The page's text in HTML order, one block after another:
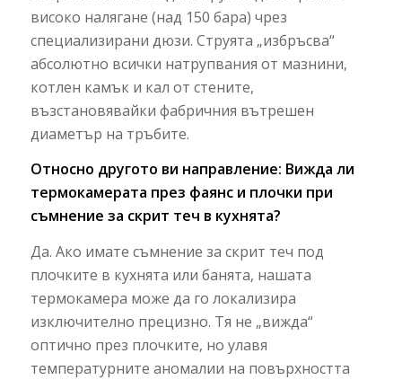
високо налягане (над 150 бара) чрез
специализирани дюзи. Струята „избръсва“
абсолютно всички натрупвания от мазнини,
котлен камък и кал от стените,
възстановявайки фабричния вътрешен
диаметър на тръбите.
Относно другото ви направление: Вижда ли
термокамерата през фаянс и плочки при
съмнение за скрит теч в кухнята?
Да. Ако имате съмнение за скрит теч под
плочките в кухнята или банята, нашата
термокамера може да го локализира
изключително прецизно. Тя не „вижда“
оптично през плочките, но улавя
температурните аномалии на повърхността